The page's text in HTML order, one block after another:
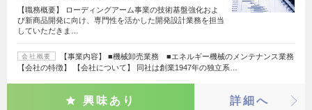
【職務概要】 ローディングアーム事業の技術基盤強化およ
び新商品開発に向け、専門性を活かした開発設計業務を担当
していただきま…
会社概要
【事業内容】 ■機械卸売業務 ■エネルギー機械のメンテナンス業務
【会社の特徴】 【会社について】 同社は創業1947年の独立系…
興味あり 詳細へ